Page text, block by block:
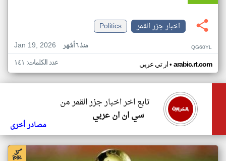
اخبار جزر القمر
Politics
Jan 19, 2026
منذ ٦ أشهر QG60YL
ار تي عربي• arabic.rt.com عدد الكلمات: ١٤١
تابع اخر اخبار جزر القمر من
سي ان ان عربي
مصادر أخرى